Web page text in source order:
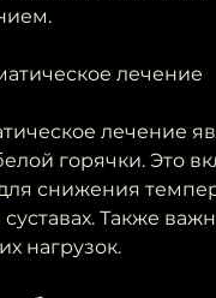
лечение
лечение
горячки. Это
снижения
Также
нагрузок.